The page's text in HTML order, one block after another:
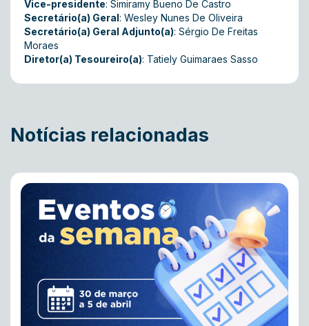
Vice-presidente: Simiramy Bueno De Castro
Secretário(a) Geral: Wesley Nunes De Oliveira
Secretário(a) Geral Adjunto(a): Sérgio De Freitas
Moraes
Diretor(a) Tesoureiro(a): Tatiely Guimaraes Sasso
Notícias relacionadas